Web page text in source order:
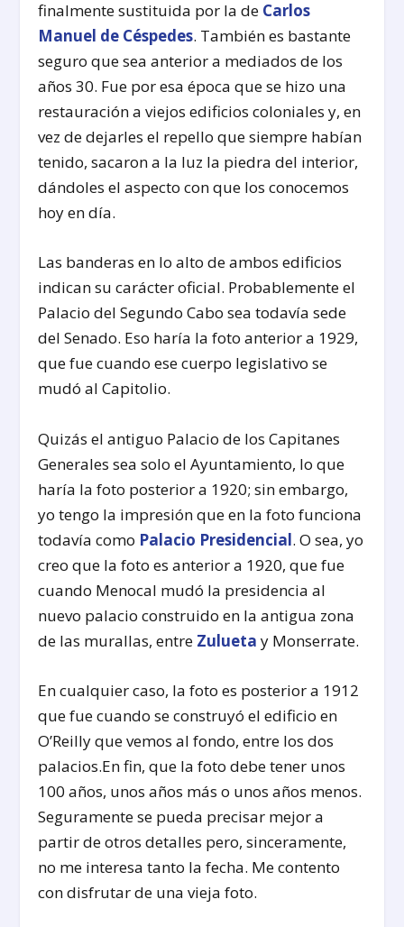
finalmente sustituida por la de Carlos
Manuel de Céspedes. También es bastante
seguro que sea anterior a mediados de los
años 30. Fue por esa época que se hizo una
restauración a viejos edificios coloniales y, en
vez de dejarles el repello que siempre habían
tenido, sacaron a la luz la piedra del interior,
dándoles el aspecto con que los conocemos
hoy en día.
Las banderas en lo alto de ambos edificios
indican su carácter oficial. Probablemente el
Palacio del Segundo Cabo sea todavía sede
del Senado. Eso haría la foto anterior a 1929,
que fue cuando ese cuerpo legislativo se
mudó al Capitolio.
Quizás el antiguo Palacio de los Capitanes
Generales sea solo el Ayuntamiento, lo que
haría la foto posterior a 1920; sin embargo,
yo tengo la impresión que en la foto funciona
todavía como Palacio Presidencial. O sea, yo
creo que la foto es anterior a 1920, que fue
cuando Menocal mudó la presidencia al
nuevo palacio construido en la antigua zona
de las murallas, entre Zulueta y Monserrate.
En cualquier caso, la foto es posterior a 1912
que fue cuando se construyó el edificio en
O’Reilly que vemos al fondo, entre los dos
palacios.En fin, que la foto debe tener unos
100 años, unos años más o unos años menos.
Seguramente se pueda precisar mejor a
partir de otros detalles pero, sinceramente,
no me interesa tanto la fecha. Me contento
con disfrutar de una vieja foto.